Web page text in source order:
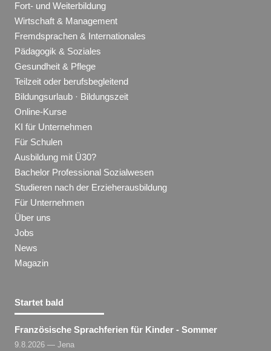
Fort- und Weiterbildung
Wirtschaft & Management
Fremdsprachen & Internationales
Pädagogik & Soziales
Gesundheit & Pflege
Teilzeit oder berufsbegleitend
Bildungsurlaub · Bildungszeit
Online-Kurse
KI für Unternehmen
Für Schulen
Ausbildung mit Ü30?
Bachelor Professional Sozialwesen
Studieren nach der Erzieherausbildung
Für Unternehmen
Über uns
Jobs
News
Magazin
Startet bald
Französische Sprachferien für Kinder - Sommer
9.8.2026 — Jena